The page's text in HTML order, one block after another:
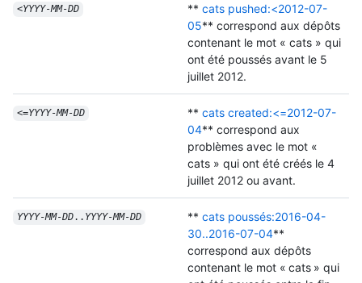
<YYYY-MM-DD ** cats pushed:<2012-07-
05** correspond aux dépôts
contenant le mot « cats » qui
ont été poussés avant le 5
juillet 2012.
<=YYYY-MM-DD ** cats created:<=2012-07-
04** correspond aux
problèmes avec le mot «
cats » qui ont été créés le 4
juillet 2012 ou avant.
YYYY-MM-DD.. YYYY-MM-DD ** cats poussés:2016-04-
30..2016-07-04**
correspond aux dépôts
contenant le mot « cats » qui